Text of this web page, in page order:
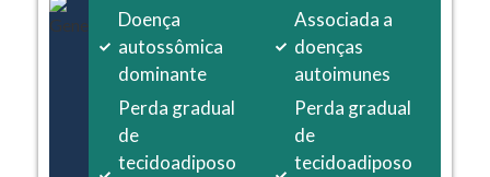
Doença
autossômica
dominante
Perda gradual
de
tecidoadiposo
Associada a
doenças
autoimunes
Perda gradual
de
tecidoadiposo